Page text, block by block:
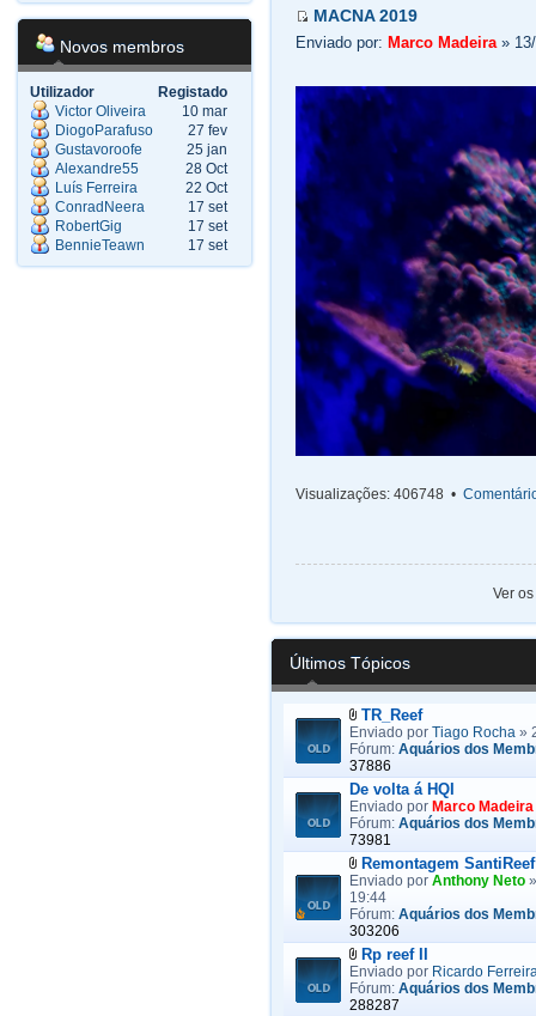
Novos membros
Utilizador
Registado
Victor Oliveira
10 mar
DiogoParafuso
27 fev
Gustavoroofe
25 jan
Alexandre55
28 Oct
Luís Ferreira
22 Oct
ConradNeera
17 set
RobertGig
17 set
BennieTeawn
17 set
MACNA 2019
Enviado por: Marco Madeira» 13/
Visualizações: 406748 •
Ver
Últimos Tópicos
TR_Reef
Enviado por Tiago Rocha »
Fórum: Aquários dos
37886
De volta á HQI
Enviado por Marco Madeira
Fórum: Aquários dos
73981
Remontagem
Enviado por Anthony Neto
19:44
Fórum: Aquários dos
303206
Rp reef II
Enviado por Ricardo
Fórum: Aquários dos
288287